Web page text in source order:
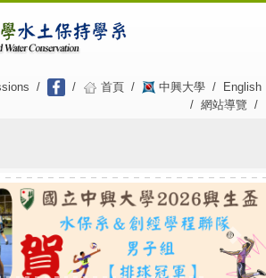
/ / 首頁 / 中興大學 /
English
/ 網站導覽 /
Next